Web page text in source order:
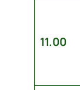
11.00